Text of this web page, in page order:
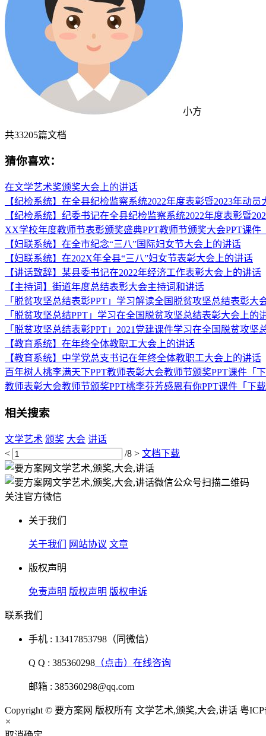
小方
共33205篇文档
猜你喜欢：
在文学艺术奖颁奖大会上的讲话
【纪检系统】在全县纪检监察系统2022年度表彰暨2023年动员
【纪检系统】纪委书记在全县纪检监察系统2022年度表彰暨
XX学校年度教师节表彰颁奖盛典PPT教师节颁奖大会PPT课件
【妇联系统】在全市纪念“三八”国际妇女节大会上的讲话
【妇联系统】在202X年全县“三八”妇女节表彰大会上的讲话
【讲话致辞】某县委书记在2022年经济工作表彰大会上的讲话
【主持词】街道年度总结表彰大会主持词和讲话
「脱贫攻坚总结表彰PPT」学习解读全国脱贫攻坚总结表彰大
「脱贫攻坚总结PPT」学习在全国脱贫攻坚总结表彰大会上的
「脱贫攻坚总结表彰PPT」2021党建课件学习在全国脱贫攻
【教育系统】在年终全体教职工大会上的讲话
【教育系统】中学党总支书记在年终全体教职工大会上的讲话
百年树人桃李满天下PPT教师表彰大会教师节颁奖PPT课件「下
教师表彰大会教师节颁奖PPT桃李芬芳感恩有你PPT课件「下载
相关搜索
文学艺术 颁奖 大会 讲话
<
/8 > 文档下载
扫描二维码
关注官方微信
关于我们
关于我们 网站协议 文章
版权声明
免责声明 版权声明 版权申诉
联系我们
手机 : 13417853798（同微信）
Q Q : 385360298 （点击）在线咨询
邮箱 : 385360298@qq.com
Copyright © 要方案网 版权所有 文学艺术,颁奖,大会,讲话 粤ICP
×